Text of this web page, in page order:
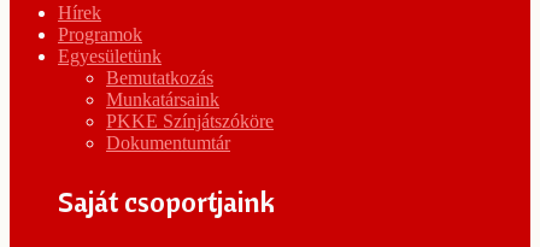
Hírek
Programok
Egyesületünk
Bemutatkozás
Munkatársaink
PKKE Színjátszóköre
Dokumentumtár
Saját csoportjaink